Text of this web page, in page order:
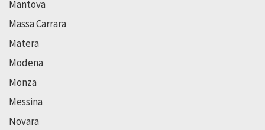
Mantova
Massa Carrara
Matera
Modena
Monza
Messina
Novara